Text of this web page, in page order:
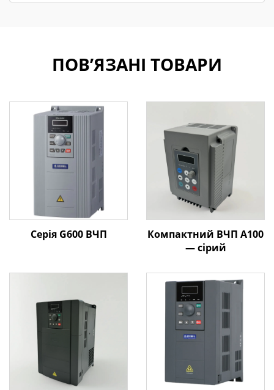
ПОВ’ЯЗАНІ ТОВАРИ
Серія G600 ВЧП
Компактний ВЧП A100
— сірий